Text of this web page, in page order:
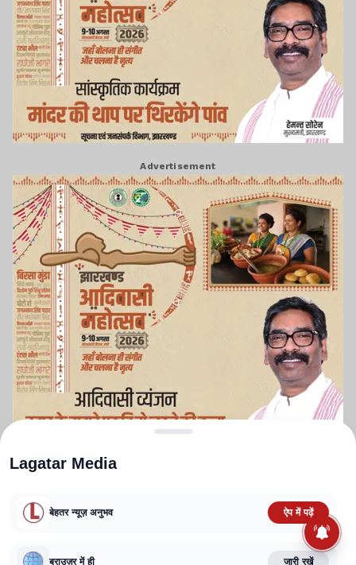
Advertisement
TERMS AND CONDITIONS
CORRECTIONS POLICY
FACT CHECKING POLICY
Lagatar Media
बेहतर न्यूज़ अनुभव ऐप में पढ़ें
ब्राउज़र में ही जारी रखें